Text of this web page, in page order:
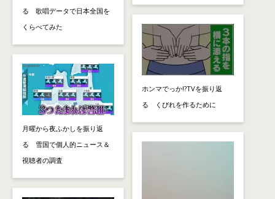
る 歌唱データで日本全国を
くらべてみた
月曜から夜ふかしを振り返
る 雪国で個人的ニュース＆
視聴者の調査
ホンマでっか!?TVを振り返
る くびれを作るために